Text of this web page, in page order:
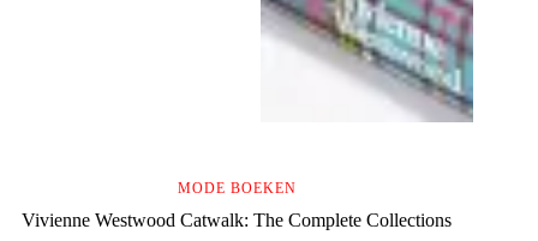
MODE BOEKEN
Vivienne Westwood Catwalk: The Complete Collections